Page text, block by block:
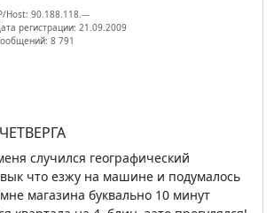
Host: 90.188.118.---
регистрации: 21.09.2009
8 791
случился географический
что езжу на машине и подумалось
магазина буквально 10 минут